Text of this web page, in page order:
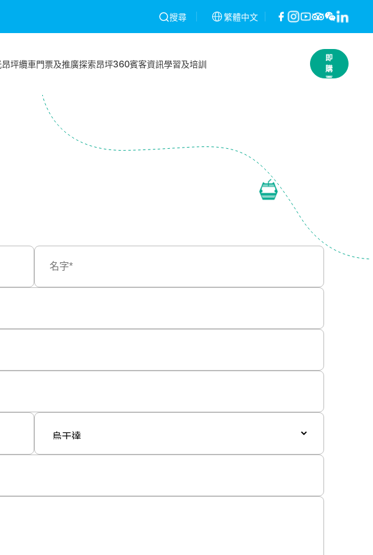
車門票均不會被接受，一經發現將予以作廢，不作退款。條款及細則 昂坪360就2026年2月26
搜尋 繁體中文
昂坪纜車門票及推廣探索昂坪360賓客資訊學習及培訓
立
即
購
票